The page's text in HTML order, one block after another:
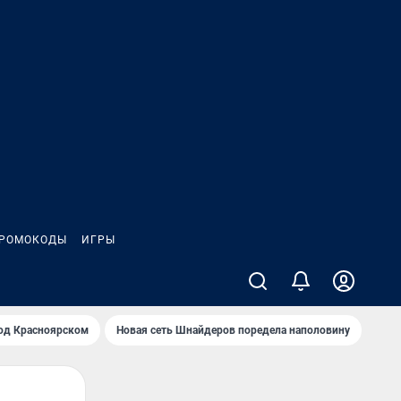
ИГРЫ
Крaсноярском Новая сеть Шнайдеров поредела наполовину